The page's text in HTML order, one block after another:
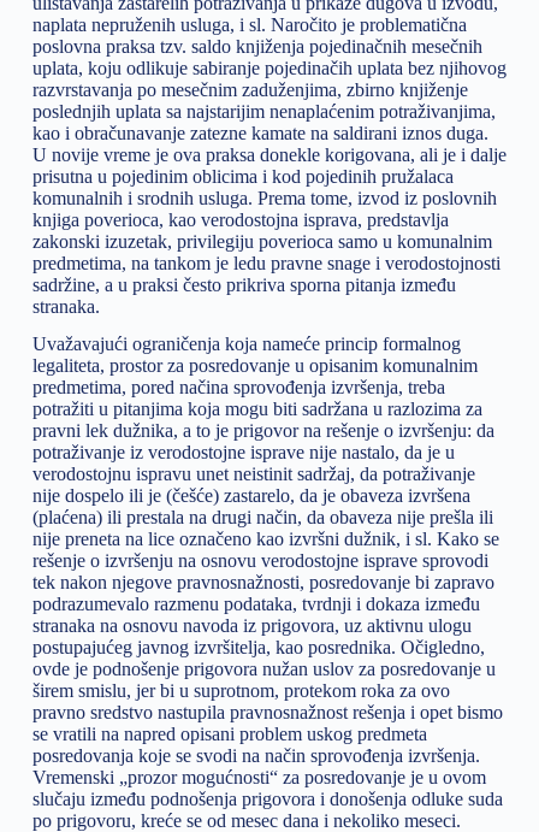
naplata nepruženih usluga, i sl. Naročito je problematična
poslovna praksa tzv. saldo knjiženja pojedinačnih mesečnih
uplata, koju odlikuje sabiranje pojedinačih uplata bez njihovog
razvrstavanja po mesečnim zaduženjima, zbirno knjiženje
poslednjih uplata sa najstarijim nenaplaćenim potraživanjima,
kao i obračunavanje zatezne kamate na saldirani iznos duga.
U novije vreme je ova praksa donekle korigovana, ali je i dalje
prisutna u pojedinim oblicima i kod pojedinih pružalaca
komunalnih i srodnih usluga. Prema tome, izvod iz poslovnih
knjiga poverioca, kao verodostojna isprava, predstavlja
zakonski izuzetak, privilegiju poverioca samo u komunalnim
predmetima, na tankom je ledu pravne snage i verodostojnosti
sadržine, a u praksi često prikriva sporna pitanja između
stranaka.
Uvažavajući ograničenja koja nameće princip formalnog
legaliteta, prostor za posredovanje u opisanim komunalnim
predmetima, pored načina sprovođenja izvršenja, treba
potražiti u pitanjima koja mogu biti sadržana u razlozima za
pravni lek dužnika, a to je prigovor na rešenje o izvršenju: da
potraživanje iz verodostojne isprave nije nastalo, da je u
verodostojnu ispravu unet neistinit sadržaj, da potraživanje
nije dospelo ili je (češće) zastarelo, da je obaveza izvršena
(plaćena) ili prestala na drugi način, da obaveza nije prešla ili
nije preneta na lice označeno kao izvršni dužnik, i sl. Kako se
rešenje o izvršenju na osnovu verodostojne isprave sprovodi
tek nakon njegove pravnosnažnosti, posredovanje bi zapravo
podrazumevalo razmenu podataka, tvrdnji i dokaza između
stranaka na osnovu navoda iz prigovora, uz aktivnu ulogu
postupajućeg javnog izvršitelja, kao posrednika. Očigledno,
ovde je podnošenje prigovora nužan uslov za posredovanje u
širem smislu, jer bi u suprotnom, protekom roka za ovo
pravno sredstvo nastupila pravnosnažnost rešenja i opet bismo
se vratili na napred opisani problem uskog predmeta
posredovanja koje se svodi na način sprovođenja izvršenja.
Vremenski „prozor mogućnosti“ za posredovanje je u ovom
slučaju između podnošenja prigovora i donošenja odluke suda
po prigovoru, kreće se od mesec dana i nekoliko meseci.